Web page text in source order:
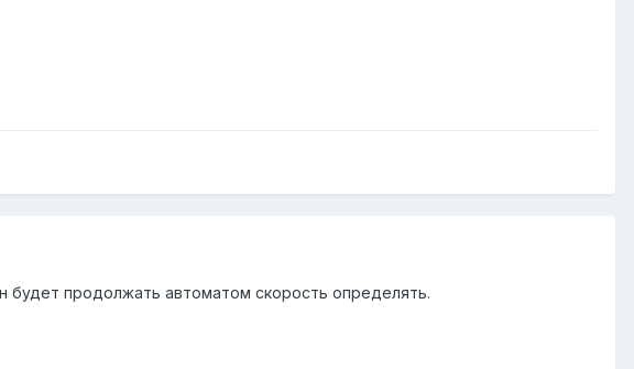
будет продолжать автоматом скорость определять.